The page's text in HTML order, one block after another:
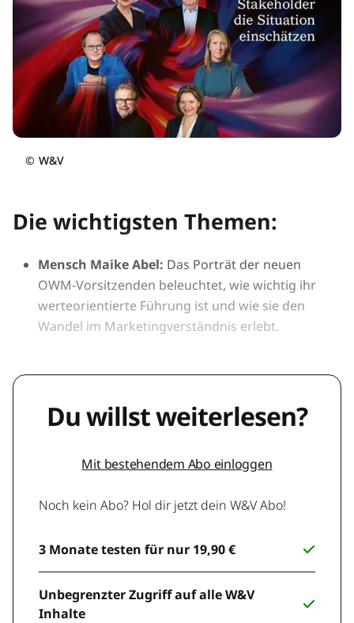
© W&V
Die wichtigsten Themen:
Mensch Maike Abel: Das Porträt der neuen
OWM-Vorsitzenden beleuchtet, wie wichtig ihr
werteorientierte Führung ist und wie sie den
Wandel im Marketingverständnis erlebt.
Du willst weiterlesen?
Mit bestehendem Abo einloggen
Noch kein Abo? Hol dir jetzt dein W&V Abo!
3 Monate testen für nur 19,90 €
Unbegrenzter Zugriff auf alle W&V
Inhalte